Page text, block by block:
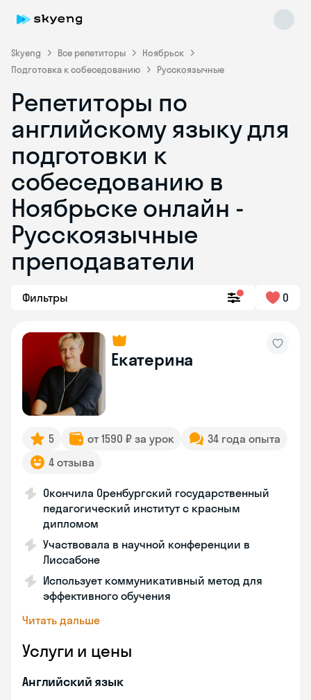
Skyeng Все репетиторы
Ноябрьск
Подготовка к собеседованию
Русскоязычные
Репетиторы по
английскому языку для
подготовки к
собеседованию в
Ноябрьске онлайн -
Русскоязычные
преподаватели
Фильтры 0
Екатерина
5 от 1590 ₽ за урок
34 года опыта
4 отзыва
Окончила Оренбургский государственный
педагогический институт с красным
дипломом
Участвовала в научной конференции в
Лиссабоне
Использует коммуникативный метод для
эффективного обучения
Читать дальше
Услуги и цены
Английский язык
Skyeng Chat